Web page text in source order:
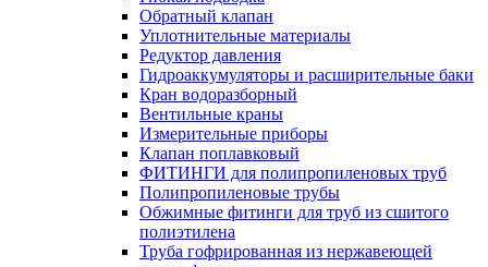
Обратный клапан
Уплотнительные материалы
Редуктор давления
Гидроаккумуляторы и расширительные баки
Кран водоразборный
Вентильные краны
Измерительные приборы
Клапан поплавковый
ФИТИНГИ для полипропиленовых труб
Полипропиленовые трубы
Обжимные фитинги для труб из сшитого
полиэтилена
Труба гофрированная из нержавеющей